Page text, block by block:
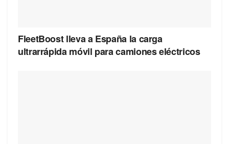
FleetBoost lleva a España la carga
ultrarrápida móvil para camiones eléctricos